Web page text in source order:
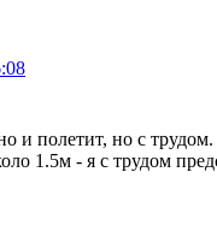
и полетит, но с трудом.
1.5м - я с трудом